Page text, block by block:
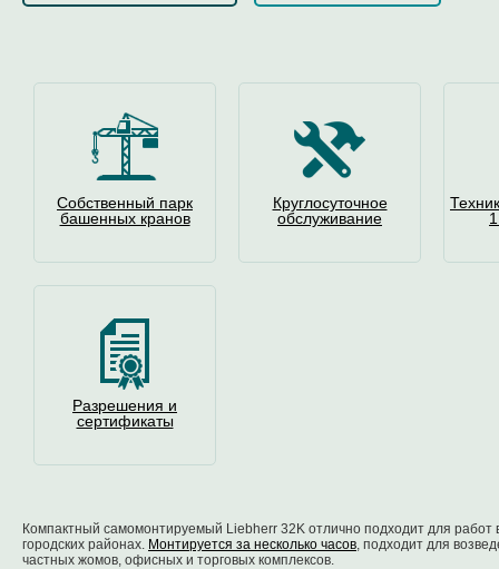
Собственный парк
башенных кранов
Круглосуточное
обслуживание
Разрешения и
сертификаты
Компактный самомонтируемый Liebherr 32K отлично подходит для работ
городских районах. Монтируется за несколько часов , подходит для
частных жомов, офисных и торговых комплексов.